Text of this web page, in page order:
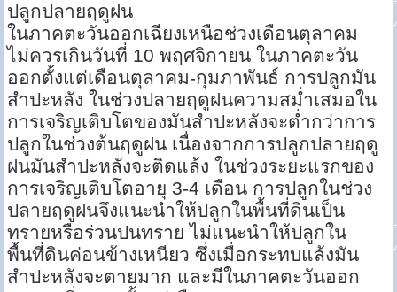
ปลูกปลายฤดูฝน
ในภาคตะวันออกเฉียงเหนือช่วงเดือนตุลาคม
ไม่ควรเกินวันที่ 10 พฤศจิกายน ในภาคตะวัน
ออกตั้งแต่เดือนตุลาคม-กุมภาพันธ์ การปลูกมัน
สำปะหลัง ในช่วงปลายฤดูฝนความสม่ำเสมอใน
การเจริญเติบโตของมันสำปะหลังจะต่ำกว่าการ
ปลูกในช่วงต้นฤดูฝน เนื่องจากการปลูกปลายฤดู
ฝนมันสำปะหลังจะติดแล้ง ในช่วงระยะแรกของ
การเจริญเติบโตอายุ 3-4 เดือน การปลูกในช่วง
ปลายฤดูฝนจึงแนะนำให้ปลูกในพื้นที่ดินเป็น
ทรายหรือร่วนปนทราย ไม่แนะนำให้ปลูกใน
พื้นที่ดินค่อนข้างเหนียว ซึ่งเมื่อกระทบแล้งมัน
สำปะหลังจะตายมาก และมีในภาคตะวันออก